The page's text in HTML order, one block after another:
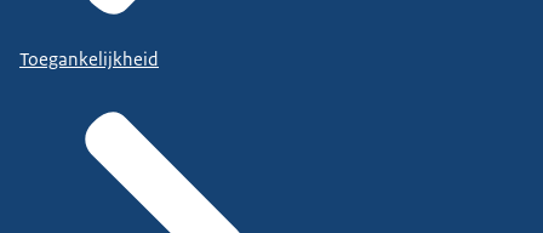
Toegankelijkheid